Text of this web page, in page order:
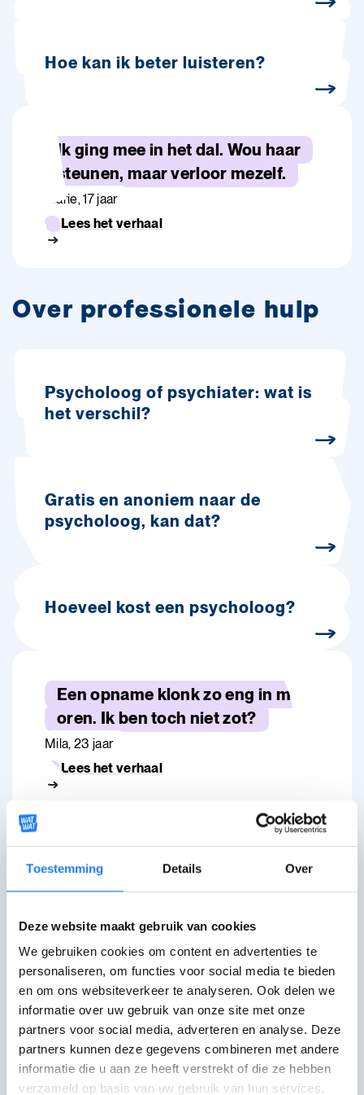
Toestemming Details Over
Deze website maakt gebruik van cookies
We gebruiken cookies om content en advertenties te
personaliseren, om functies voor social media te bieden
en om ons websiteverkeer te analyseren. Ook delen we
informatie over uw gebruik van onze site met onze
partners voor social media, adverteren en analyse. Deze
partners kunnen deze gegevens combineren met andere
informatie die u aan ze heeft verstrekt of die ze hebben
verzameld op basis van uw gebruik van hun services.
Hoe kan ik beter luisteren?
Ik ging mee in het dal. Wou haar
steunen, maar verloor mezelf.
Marie, 17 jaar
Lees het verhaal
Over professionele hulp
Psycholoog of psychiater: wat is
het verschil?
Gratis en anoniem naar de
psycholoog, kan dat?
Hoeveel kost een psycholoog?
Een opname klonk zo eng in mijn
oren. Ik ben toch niet zot?
Mila, 23 jaar
Lees het verhaal
hulp durven zoeken
Lees het verhaal
Hoe zet ik de stap naar een
psycholoog?